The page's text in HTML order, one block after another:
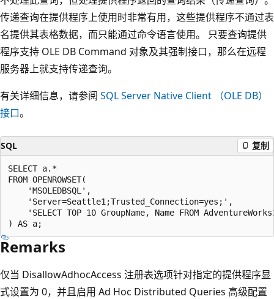
传递查询在提供程序上使用时非常有用，这些提供程序不通过表
名提供其表格数据，而只能通过命令语言使用。 只要查询提供
程序支持 OLE DB Command 对象及其强制接口，那么在远程
服务器上就支持传递查询。
有关详细信息，请参阅 SQL Server Native Client （OLE DB）
接口。
SQL 复制
SELECT a.*
FROM OPENROWSET(
    'MSOLEDBSQL',
    'Server=Seattle1;Trusted_Connection=yes;',
'SELECT TOP 10 GroupName, Name FROM
Remarks
仅当 DisallowAdhocAccess 注册表选项针对指定的提供程序显
式设置为 0，并且启用 Ad Hoc Distributed Queries 高级配置